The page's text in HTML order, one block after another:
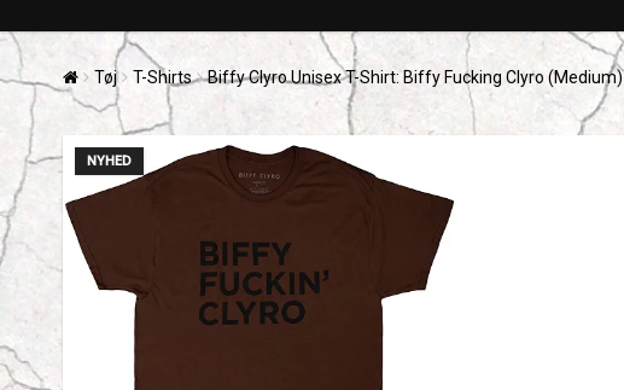
Tøj T-Shirts Biffy Clyro Unisex T-Shirt: Biffy Fucking Clyro (Medium)
NYHED